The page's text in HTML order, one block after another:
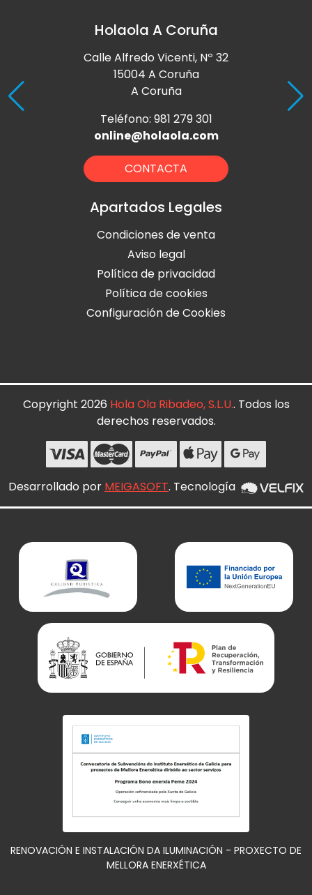
Holaola A Coruña
Calle Alfredo Vicenti, Nº 32
15004 A Coruña
A Coruña
Teléfono: 981 279 301
online@holaola.com
CONTACTA
Apartados Legales
Condiciones de venta
Aviso legal
Política de privacidad
Política de cookies
Configuración de Cookies
Copyright 2026 Hola Ola Ribadeo, S.L.U.. Todos los
derechos reservados.
Desarrollado por MEIGASOFT. Tecnología
RENOVACIÓN E INSTALACIÓN DA ILUMINACIÓN - PROXECTO DE
MELLORA ENERXÉTICA